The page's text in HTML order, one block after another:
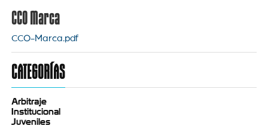
CCO Marca
CCO-Marca.pdf
CATEGORÍAS
Arbitraje
Institucional
Juveniles